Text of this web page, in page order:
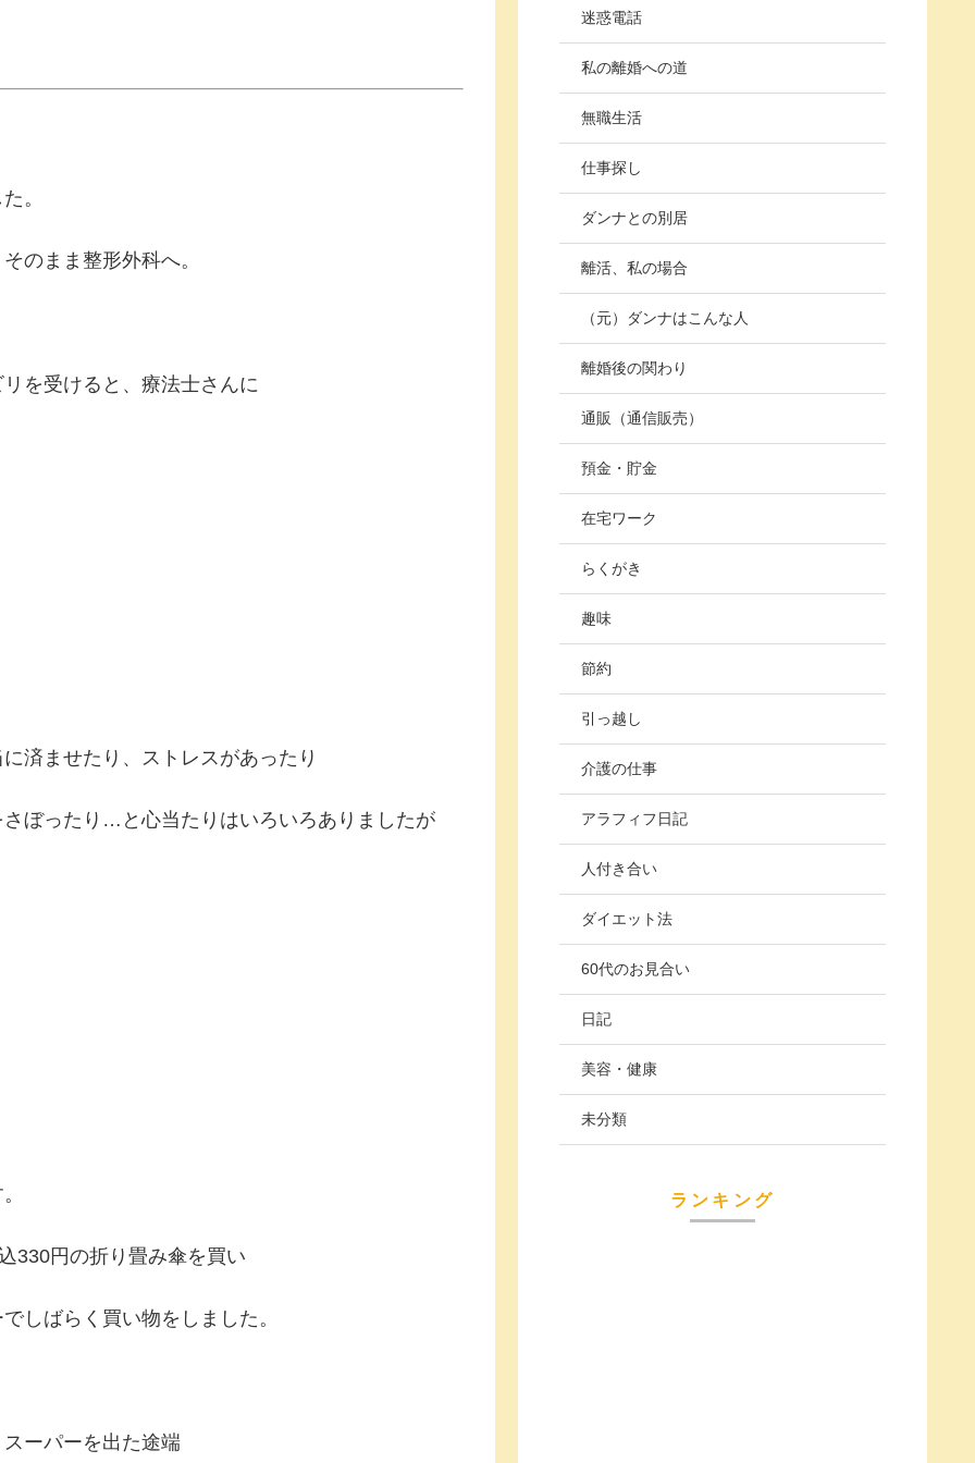
。
のまま整形外科へ。
を受けると、療法士さんに
済ませたり、ストレスがあったり
ぼったり…と心当たりはいろいろありましたが
330円の折り畳み傘を買い
しばらく買い物をしました。
ーパーを出た途端
迷惑電話
私の離婚への道
無職生活
仕事探し
ダンナとの別居
離活、私の場合
（元）ダンナはこんな人
離婚後の関わり
通販（通信販売）
預金・貯金
在宅ワーク
らくがき
趣味
節約
引っ越し
介護の仕事
アラフィフ日記
人付き合い
ダイエット法
60代のお見合い
日記
美容・健康
未分類
ランキング